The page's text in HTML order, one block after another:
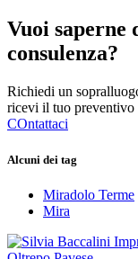
Vuoi saperne
consulenza?
Richiedi un
ricevi il tuo preventivo
COntattaci
Alcuni dei tag
Miradolo Terme
Mira